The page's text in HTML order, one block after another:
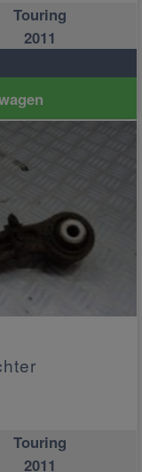
Touring
2011
Touring
2011